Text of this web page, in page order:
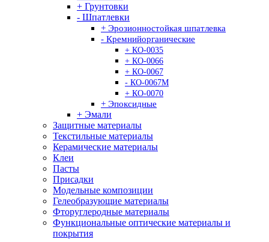
+ Грунтовки
- Шпатлевки
+ Эрозионностойкая шпатлевка
- Кремнийорганические
+ КО-0035
+ КО-0066
+ КО-0067
- КО-0067М
+ КО-0070
+ Эпоксидные
+ Эмали
Защитные материалы
Текстильные материалы
Керамические материалы
Клеи
Пасты
Присадки
Модельные композиции
Гелеобразующие материалы
Фторуглеродные материалы
Функциональные оптические материалы и
покрытия